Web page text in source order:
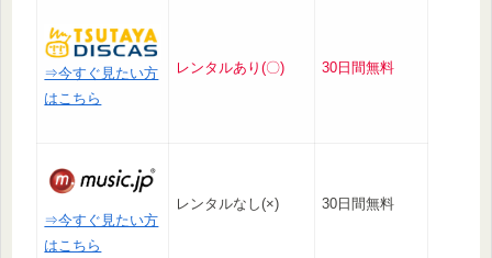
⇒今すぐ見たい方
はこちら
レンタルあり(〇) 30日間無料
⇒今すぐ見たい方
はこちら
レンタルなし(×) 30日間無料